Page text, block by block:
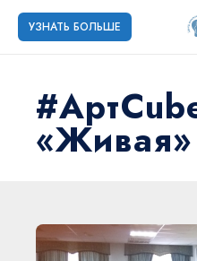
УЗНАТЬ БОЛЬШЕ
«Живая»